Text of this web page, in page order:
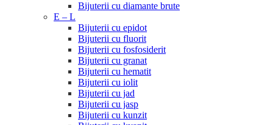
Bijuterii cu diamante brute
E – L
Bijuterii cu epidot
Bijuterii cu fluorit
Bijuterii cu fosfosiderit
Bijuterii cu granat
Bijuterii cu hematit
Bijuterii cu iolit
Bijuterii cu jad
Bijuterii cu jasp
Bijuterii cu kunzit